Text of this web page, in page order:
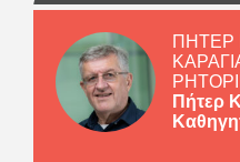
ΠΗΤΕΡ
Πήτερ